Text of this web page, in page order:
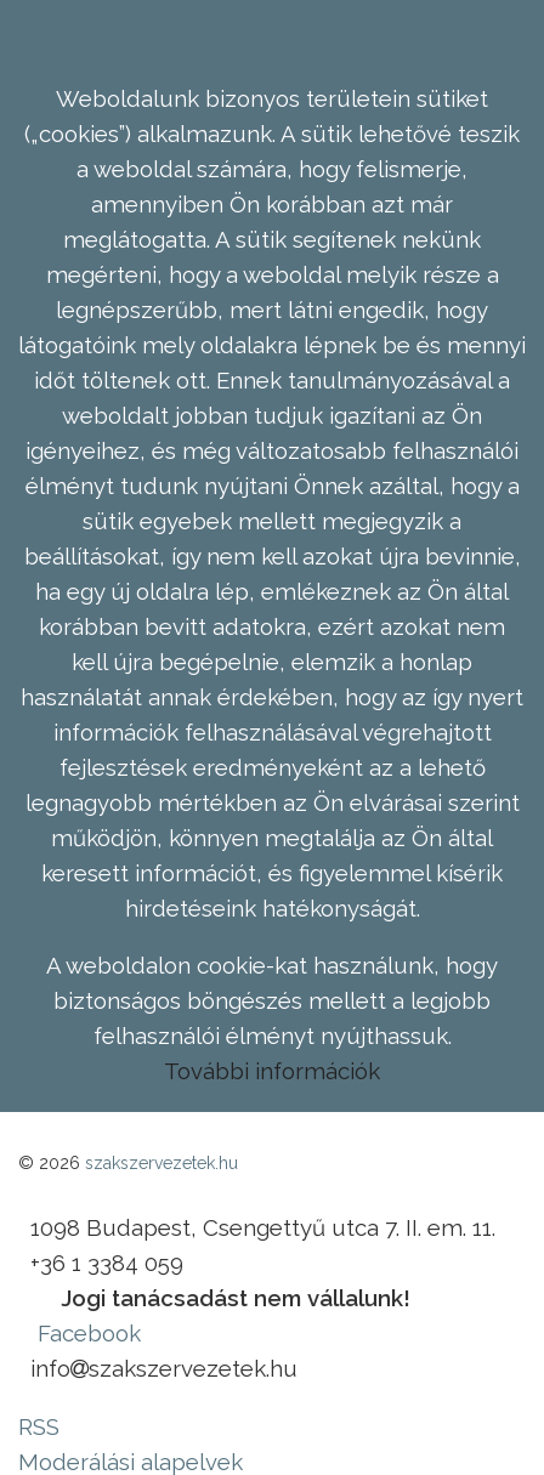
Weboldalunk bizonyos területein sütiket
(„cookies”) alkalmazunk. A sütik lehetővé teszik
a weboldal számára, hogy felismerje,
amennyiben Ön korábban azt már
meglátogatta. A sütik segítenek nekünk
megérteni, hogy a weboldal melyik része a
legnépszerűbb, mert látni engedik, hogy
látogatóink mely oldalakra lépnek be és mennyi
időt töltenek ott. Ennek tanulmányozásával a
weboldalt jobban tudjuk igazítani az Ön
igényeihez, és még változatosabb felhasználói
élményt tudunk nyújtani Önnek azáltal, hogy a
sütik egyebek mellett megjegyzik a
beállításokat, így nem kell azokat újra bevinnie,
ha egy új oldalra lép, emlékeznek az Ön által
korábban bevitt adatokra, ezért azokat nem
kell újra begépelnie, elemzik a honlap
használatát annak érdekében, hogy az így nyert
információk felhasználásával végrehajtott
fejlesztések eredményeként az a lehető
legnagyobb mértékben az Ön elvárásai szerint
működjön, könnyen megtalálja az Ön által
keresett információt, és figyelemmel kísérik
hirdetéseink hatékonyságát.
A weboldalon cookie-kat használunk, hogy
biztonságos böngészés mellett a legjobb
felhasználói élményt nyújthassuk.
További információk
© 2026 szakszervezetek.hu
1098 Budapest, Csengettyű utca 7. II. em. 11.
+36 1 3384 059
Jogi tanácsadást nem vállalunk!
Facebook
info
szakszervezetek.hu
RSS
Moderálási alapelvek